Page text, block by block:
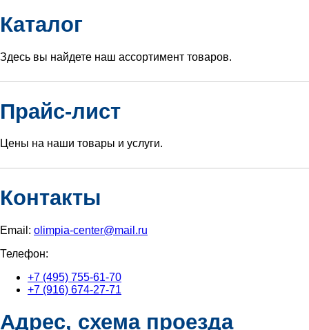
Каталог
Здесь вы найдете наш ассортимент товаров.
Прайс-лист
Цены на наши товары и услуги.
Контакты
Email: olimpia-center@mail.ru
Телефон:
+7 (495) 755-61-70
+7 (916) 674-27-71
Адрес, схема проезда